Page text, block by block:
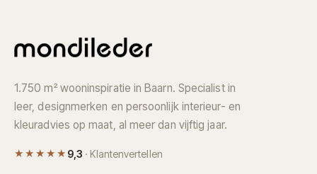
1.750 m² wooninspiratie in Baarn. Specialist in
leer, designmerken en persoonlijk interieur- en
kleuradvies op maat, al meer dan vijftig jaar.
★★★★★ 9,3 · Klantenvertellen